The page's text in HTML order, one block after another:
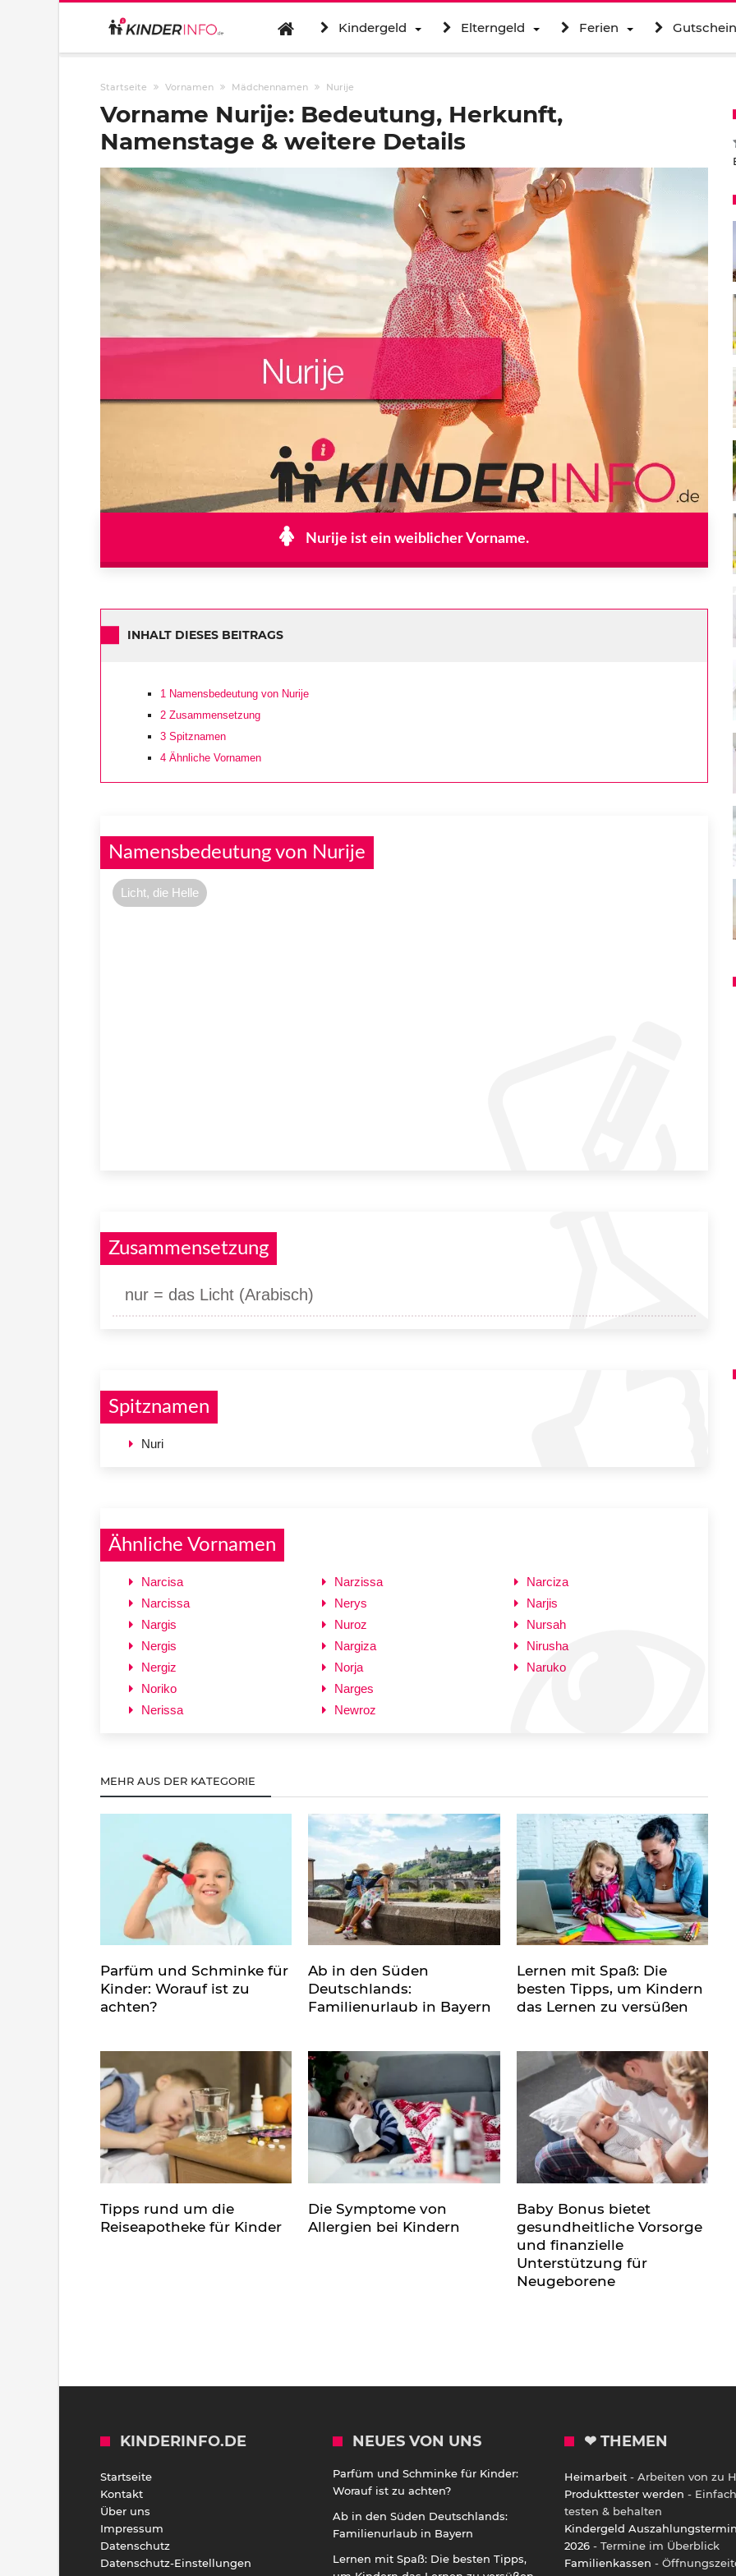
Kindergeld Elterngeld Ferien
Startseite Vornamen Mädchennamen Nurije
Vorname Nurije: Bedeutung, Herkunft,
Namenstage & weitere Details
Nurije ist ein weiblicher Vorname.
INHALT DIESES BEITRAGS
1 Namensbedeutung von Nurije
2 Zusammensetzung
3 Spitznamen
4 Ähnliche Vornamen
Namensbedeutung von Nurije
Licht, die Helle
Zusammensetzung
nur = das Licht (Arabisch)
Spitznamen
Nuri
Ähnliche Vornamen
Narcisa
Narcissa
Nargis
Nergis
Nergiz
Noriko
Nerissa
Narzissa
Nerys
Nuroz
Nargiza
Norja
Narges
Newroz
Narciza
Narjis
Nursah
Nirusha
Naruko
MEHR AUS DER KATEGORIE
Parfüm und Schminke für
Kinder: Worauf ist zu
achten?
Ab in den Süden
Deutschlands:
Familienurlaub in Bayern
Lernen mit Spaß: Die
besten Tipps, um Kindern
das Lernen zu versüßen
Tipps rund um die
Reiseapotheke für Kinder
Die Symptome von
Allergien bei Kindern
Baby Bonus bietet
gesundheitliche Vorsorge
und finanzielle
Unterstützung für
Neugeborene
KINDERINFO.DE
Startseite
Kontakt
Über uns
Impressum
Datenschutz
Datenschutz-Einstellungen
NEUES VON UNS
Parfüm und Schminke für Kinder:
Worauf ist zu achten?
Ab in den Süden Deutschlands:
Familienurlaub in Bayern
Lernen mit Spaß: Die besten Tipps,
❤ THEMEN
Heimarbeit - Arbeiten von zu
Produkttester werden - Einfach
testen & behalten
Kindergeld
2026 - Termine im Überblick
Familienkassen -